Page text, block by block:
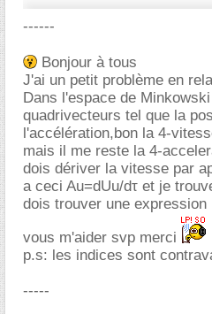
------
Bonjour à tous
J'ai un petit problème en
Dans l'espace de
quadrivecteurs tel que la
l'accélération,bon la 4-
mais il me reste la 4-
dois dériver la vitesse par
a ceci Au=dUu/dτ et je
dois trouver une expression
vous m'aider svp merci
p.s: les indices sont
-----